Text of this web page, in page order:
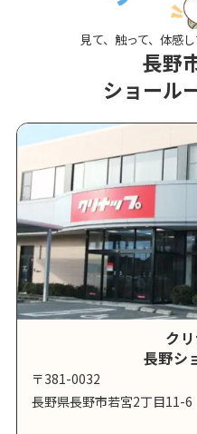
見て、触って、体感
長野
ショール
ク
長野シ
〒381-0032
長野県長野市若宮2丁目11-6